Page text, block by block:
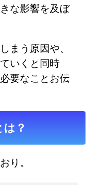
な影響を及ぼ
まう原因や、
いくと同時
要なことお伝
？
り。